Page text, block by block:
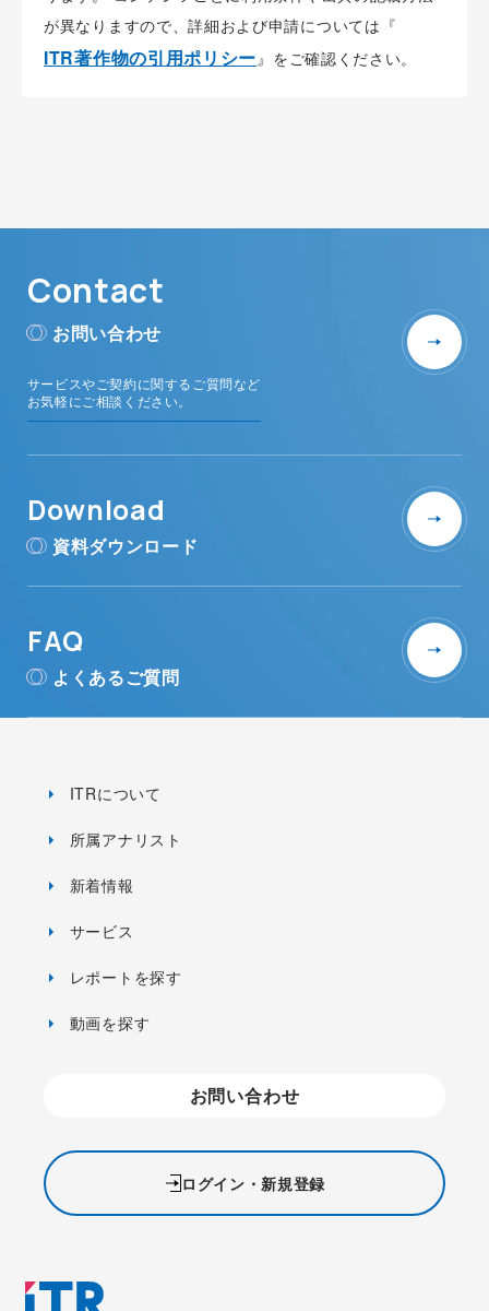
が異なりますので、詳細および申請については『
ITR著作物の引用ポリシー』をご確認ください。
Contact
お問い合わせ
サービスやご契約に関するご質問など
お気軽にご相談ください。
Download
資料ダウンロード
FAQ
よくあるご質問
ITRについて
所属アナリスト
新着情報
サービス
レポートを探す
動画を探す
お問い合わせ
ログイン・新規登録